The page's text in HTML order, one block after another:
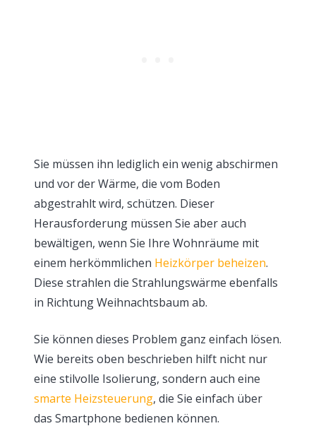
Sie müssen ihn lediglich ein wenig abschirmen
und vor der Wärme, die vom Boden
abgestrahlt wird, schützen. Dieser
Herausforderung müssen Sie aber auch
bewältigen, wenn Sie Ihre Wohnräume mit
einem herkömmlichen Heizkörper beheizen.
Diese strahlen die Strahlungswärme ebenfalls
in Richtung Weihnachtsbaum ab.
Sie können dieses Problem ganz einfach lösen.
Wie bereits oben beschrieben hilft nicht nur
eine stilvolle Isolierung, sondern auch eine
smarte Heizsteuerung, die Sie einfach über
das Smartphone bedienen können.